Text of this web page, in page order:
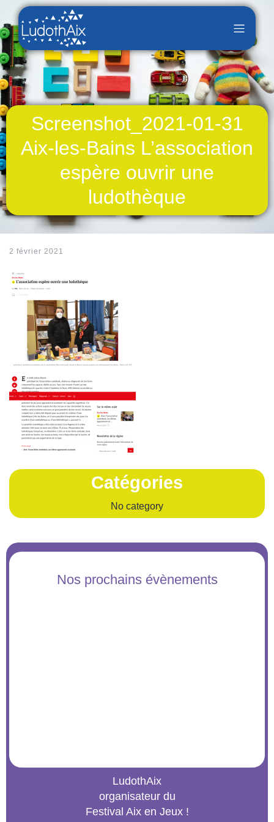
Screenshot_2021-01-31
Aix-les-Bains L’association
espère ouvrir une
ludothèque
2 février 2021
Catégories
No category
Nos prochains évènements
LudothAix
organisateur du
Festival Aix en Jeux !